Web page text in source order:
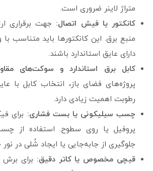
متراژ لاینر ضروری است.
کانکتور یا فیش اتصال: جهت برقراری
منبع برق. این کانکتورها باید متناسب با
دارای عایق استاندارد باشند.
کابل برق استاندارد و سوکت‌های
پروژه‌های فضای باز، انتخاب کابل با
رطوبت اهمیت زیادی دارد.
چسب سیلیکونی یا بست فشاری: برای
پروفیل یا روی سطوح. استفاده از
جلوگیری از جابه‌جایی یا ایجاد شُلی در
قیچی مخصوص یا کاتر دقیق: برای برش